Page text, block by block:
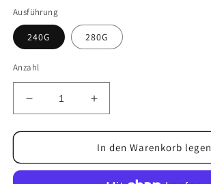
Ausführung
240G 280G
Anzahl
Verringere
die
Menge
Schlauchboot
Erhöhe
die
Menge
für
Schlauchboot
In den Warenkorb legen